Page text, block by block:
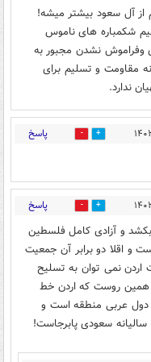
از آل سعود بیشتر میشه!
شکمباره های ناموس
نشدن مجبور به
مقاومت و تسلیم برای
ندارد.
2 پاسخ
2 پاسخ
و آزادی کامل فلسطین
و اقلا دو برابر آن جمعیت
نمی توان به تسلیح
همین روست که اردن خط
دول‌ عربی منطقه است و
سعودی پابرجاست!